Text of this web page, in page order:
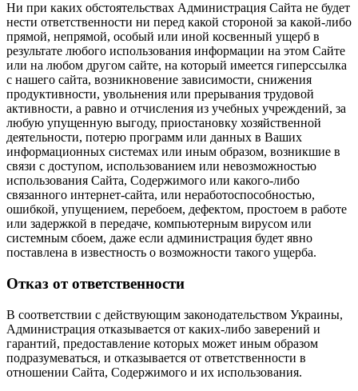
Ни при каких обстоятельствах Администрация Сайта не будет
нести ответственности ни перед какой стороной за какой-либо
прямой, непрямой, особый или иной косвенный ущерб в
результате любого использования информации на этом Сайте
или на любом другом сайте, на который имеется гиперссылка
с нашего cайта, возникновение зависимости, снижения
продуктивности, увольнения или прерывания трудовой
активности, а равно и отчисления из учебных учреждений, за
любую упущенную выгоду, приостановку хозяйственной
деятельности, потерю программ или данных в Ваших
информационных системах или иным образом, возникшие в
связи с доступом, использованием или невозможностью
использования Сайта, Содержимого или какого-либо
связанного интернет-сайта, или неработоспособностью,
ошибкой, упущением, перебоем, дефектом, простоем в работе
или задержкой в передаче, компьютерным вирусом или
системным сбоем, даже если администрация будет явно
поставлена в известность о возможности такого ущерба.
Отказ от ответственности
В соответствии с действующим законодательством Украины,
Администрация отказывается от каких-либо заверений и
гарантий, предоставление которых может иным образом
подразумеваться, и отказывается от ответственности в
отношении Сайта, Содержимого и их использования.